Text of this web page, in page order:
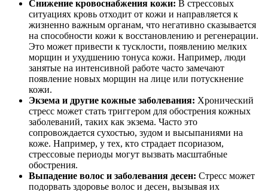
Снижение кровоснабжения кожи: В стрессовых
ситуациях кровь отходит от кожи и направляется к
жизненно важным органам, что негативно сказывается
на способности кожи к восстановлению и регенерации.
Это может привести к тусклости, появлению мелких
морщин и ухудшению тонуса кожи. Например, люди
занятые на интенсивной работе часто замечают
появление новых морщин на лице или потускнение
кожи.
Экзема и другие кожные заболевания: Хронический
стресс может стать триггером для обострения кожных
заболеваний, таких как экзема. Часто это
сопровождается сухостью, зудом и высыпаниями на
коже. Например, у тех, кто страдает псориазом,
стрессовые периоды могут вызвать масштабные
обострения.
Выпадение волос и заболевания десен: Стресс может
подорвать здоровье волос и десен, вызывая их